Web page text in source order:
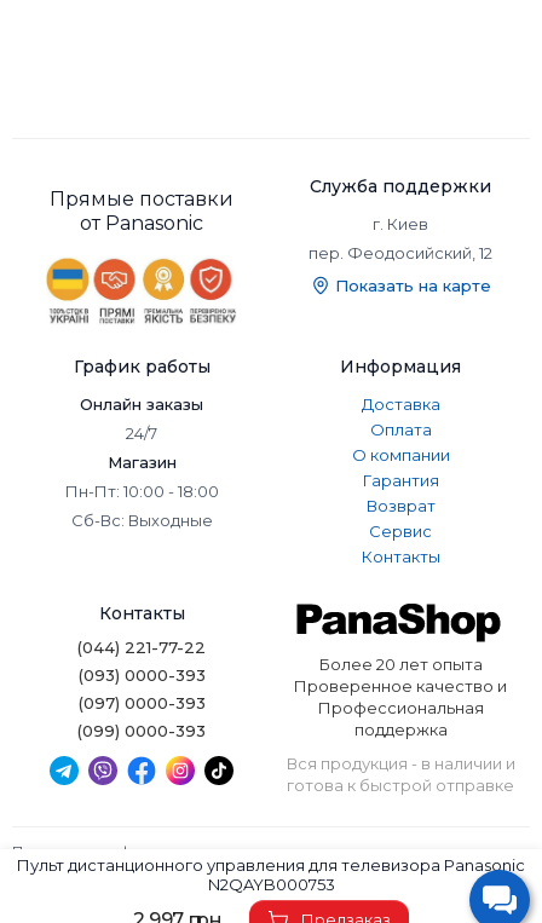
Пульт дистанционного управления для телевизора Panasonic
N2QAYB000753
Прямые поставки
от Panasonic
Служба поддержки
г. Киев
пер. Феодосийский, 12
Показать на карте
График работы
Онлайн заказы
24/7
Магазин
Пн-Пт: 10:00 - 18:00
Сб-Вс: Выходные
Информация
Доставка
Оплата
О компании
Гарантия
Возврат
Сервис
Контакты
Контакты
(044) 221-77-22
(093) 0000-393
(097) 0000-393
(099) 0000-393
Более 20 лет опыта
Проверенное качество и
Профессиональная
поддержка
Вся продукция - в наличии и
готова к быстрой отправке
Panashop © 2026. Все права защищены.
Политика конфиденциальности
Условия использования